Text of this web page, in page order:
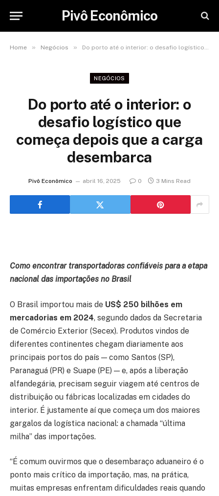
Pivô Econômico
Home » Negócios » Do porto até o interior: o desafio logístico que começa depois que a carga desembarca
NEGÓCIOS
Do porto até o interior: o
desafio logístico que
começa depois que a carga
desembarca
Pivô Econômico abril 16, 2025 0 3 Mins Read
Como encontrar transportadoras confiáveis para a etapa
nacional das importações no Brasil
O Brasil importou mais de US$ 250 bilhões em
mercadorias em 2024, segundo dados da Secretaria
de Comércio Exterior (Secex). Produtos vindos de
diferentes continentes chegam diariamente aos
principais portos do país — como Santos (SP),
Paranaguá (PR) e Suape (PE) — e, após a liberação
alfandegária, precisam seguir viagem até centros de
distribuição ou fábricas localizadas em cidades do
interior. É justamente aí que começa um dos maiores
gargalos da logística nacional: a chamada “última
milha” das importações.
“É comum ouvirmos que o desembaraço aduaneiro é o
ponto mais crítico da importação, mas, na prática,
muitas empresas enfrentam dificuldades reais quando